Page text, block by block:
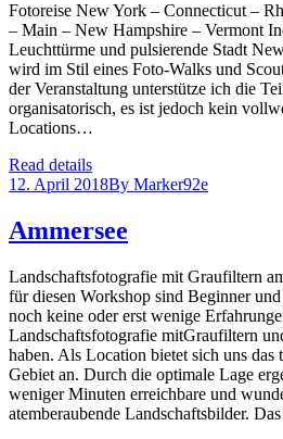
Fotoreise New York – Connecticut –
– Main – New Hampshire – Vermont
Leuchttürme und pulsierende Stadt
wird im Stil eines Foto-Walks und
der Veranstaltung unterstütze ich die
organisatorisch, es ist jedoch kein
Locations…
Read details
12. April 2018By Marker92e
Ammersee
Landschaftsfotografie mit Graufiltern
für diesen Workshop sind Beginner
noch keine oder erst wenige
Landschaftsfotografie mitGraufiltern
haben. Als Location bietet sich uns das
Gebiet an. Durch die optimale Lage
weniger Minuten erreichbare und
atemberaubende Landschaftsbilder.